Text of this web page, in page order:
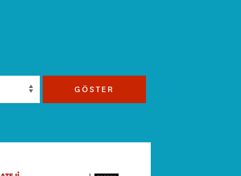
GÖSTER